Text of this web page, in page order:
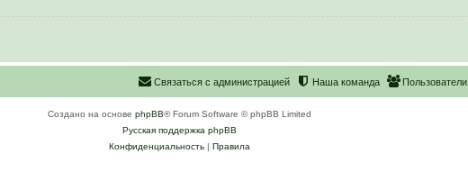
Пользователи
Наша команда
Связаться с администрацией
Создано на основе phpBB® Forum Software © phpBB Limited
Русская поддержка phpBB
Конфиденциальность| Правила